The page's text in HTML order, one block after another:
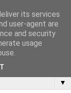
▼
its services
user-agent are
and security
usage